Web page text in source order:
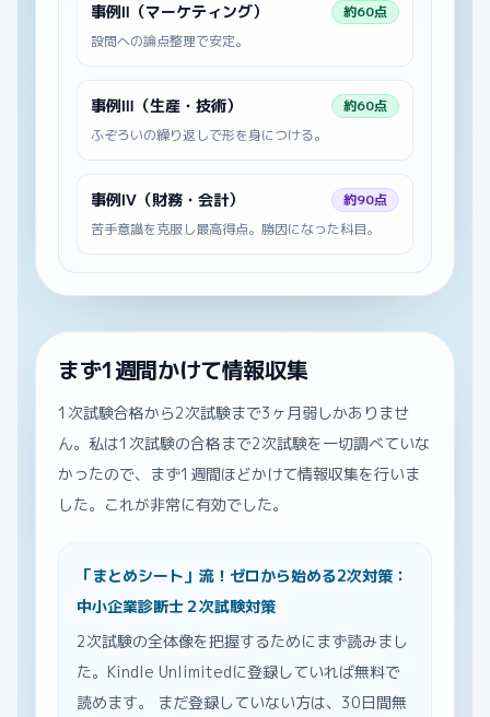
事例Ⅱ（マーケティング）
約60点
設問への論点整理で安定。
事例Ⅲ（生産・技術）
約60点
ふぞろいの繰り返しで形を身につける。
事例Ⅳ（財務・会計）
約90点
苦手意識を克服し最高得点。勝因になった科目。
まず1週間かけて情報収集
1次試験合格から2次試験まで3ヶ月弱しかありませ
ん。私は1次試験の合格まで2次試験を一切調べていな
かったので、まず1週間ほどかけて情報収集を行いま
した。これが非常に有効でした。
「まとめシート」流！ゼロから始める2次対策：
中小企業診断士２次試験対策
2次試験の全体像を把握するためにまず読みまし
た。Kindle Unlimitedに登録していれば無料で
読めます。 まだ登録していない方は、30日間無